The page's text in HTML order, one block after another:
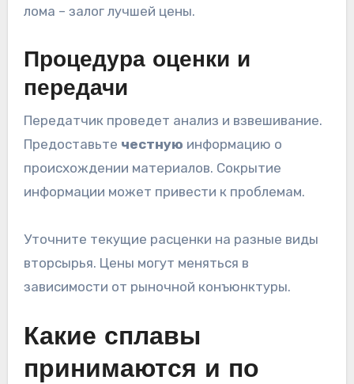
лома – залог лучшей цены.
Процедура оценки и
передачи
Передатчик проведет анализ и взвешивание.
Предоставьте честную информацию о
происхождении материалов. Сокрытие
информации может привести к проблемам.
Уточните текущие расценки на разные виды
вторсырья. Цены могут меняться в
зависимости от рыночной конъюнктуры.
Какие сплавы
принимаются и по